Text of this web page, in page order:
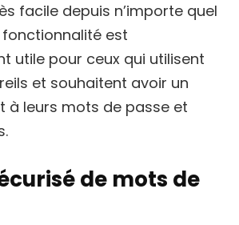
facile depuis n’importe quel
est
utile pour ceux qui utilisent
et souhaitent avoir un
à leurs mots de passe et
de mots de